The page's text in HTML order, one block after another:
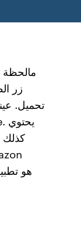
مالحظة
تحميل.